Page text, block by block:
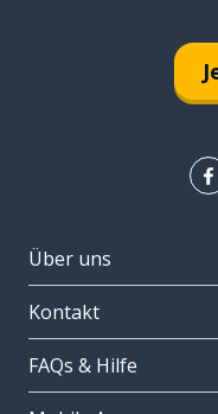
Über uns
Kontakt
FAQs & Hilfe